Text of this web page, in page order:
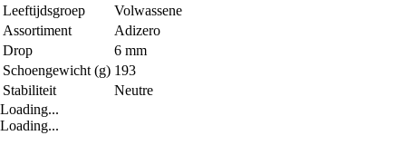
Leeftijdsgroep
Volwassene
Assortiment
Adizero
Drop
6 mm
Schoengewicht (g) 193
Stabiliteit
Neutre
Loading...
Loading...